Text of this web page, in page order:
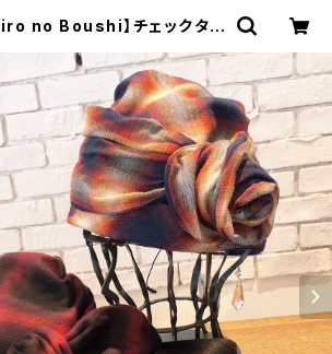
no Boushi】チェックター
店SHAPPO（シャッポ）